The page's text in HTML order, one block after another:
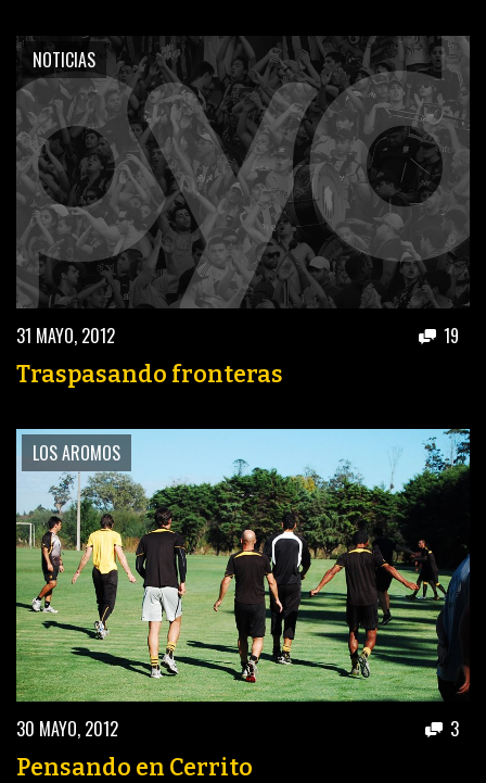
NOTICIAS
31 MAYO, 2012 19
Traspasando fronteras
LOS AROMOS
30 MAYO, 2012 3
Pensando en Cerrito